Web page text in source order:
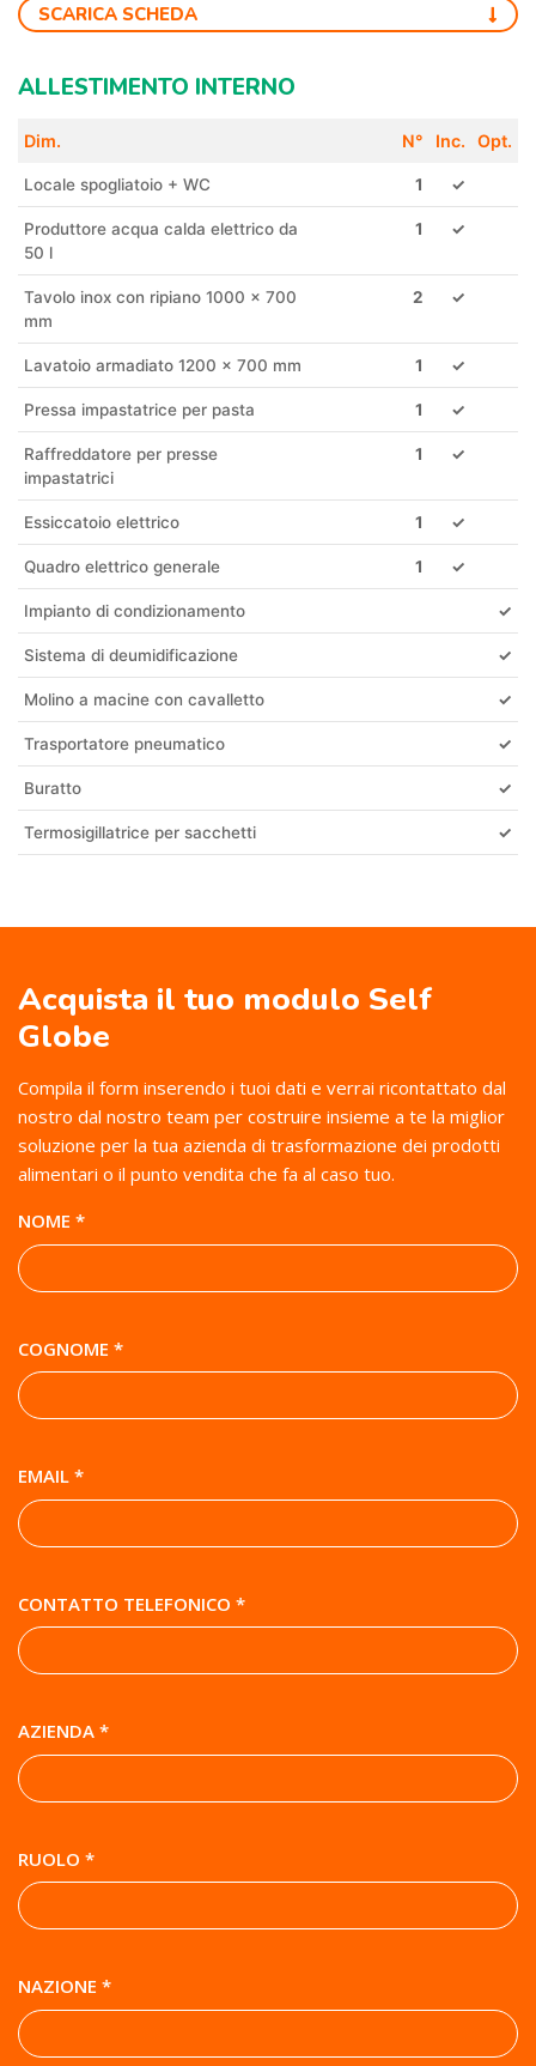
SCARICA SCHEDA
ALLESTIMENTO INTERNO
Dim. N° Inc. Opt.
Locale spogliatoio + WC 1 ✓
Produttore acqua calda elettrico da
50 l
1 ✓
Tavolo inox con ripiano 1000 x 700
mm
2 ✓
Lavatoio armadiato 1200 x 700 mm 1 ✓
Pressa impastatrice per pasta 1 ✓
Raffreddatore per presse
impastatrici
1 ✓
Essiccatoio elettrico 1 ✓
Quadro elettrico generale 1 ✓
Impianto di condizionamento ✓
Sistema di deumidificazione ✓
Molino a macine con cavalletto ✓
Trasportatore pneumatico ✓
Buratto ✓
Termosigillatrice per sacchetti ✓
Acquista il tuo modulo Self
Globe
Compila il form inserendo i tuoi dati e verrai ricontattato dal
nostro dal nostro team per costruire insieme a te la miglior
soluzione per la tua azienda di trasformazione dei prodotti
alimentari o il punto vendita che fa al caso tuo.
NOME *
COGNOME *
EMAIL *
CONTATTO TELEFONICO *
AZIENDA *
RUOLO *
NAZIONE *